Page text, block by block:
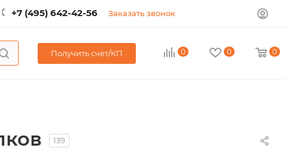
+7 (495) 642-42-56 Заказать звонок
Получить счет/КП 0 0 0
139